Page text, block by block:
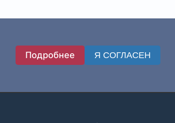
Подробнее Я СОГЛАСЕН